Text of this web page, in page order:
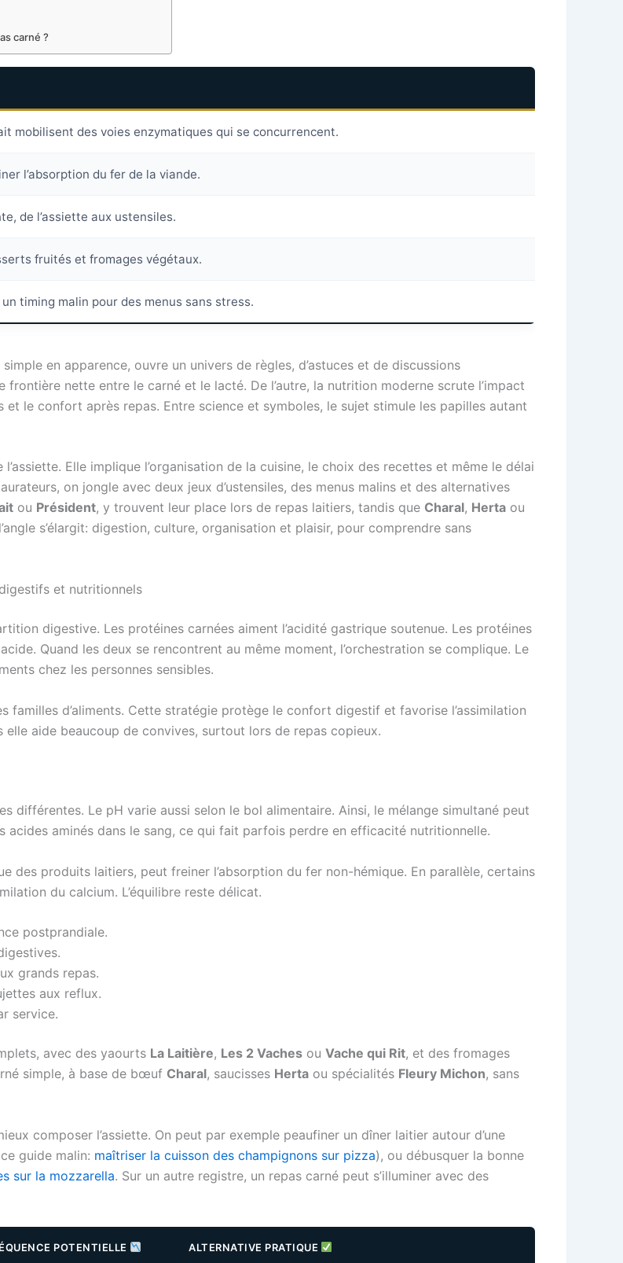
carné ?
mobilisent des voies enzymatiques qui se concurrencent.
l’absorption du fer de la viande.
de l’assiette aux ustensiles.
fruités et fromages végétaux.
timing malin pour des menus sans stress.
en apparence, ouvre un univers de règles, d’astuces et de discussions
nette entre le carné et le lacté. De l’autre, la nutrition moderne scrute l’impact
le confort après repas. Entre science et symboles, le sujet stimule les papilles autant
Elle implique l’organisation de la cuisine, le choix des recettes et même le délai
on jongle avec deux jeux d’ustensiles, des menus malins et des alternatives
ou Président, y trouvent leur place lors de repas laitiers, tandis que Charal, Herta ou
s’élargit: digestion, culture, organisation et plaisir, pour comprendre sans
et nutritionnels
digestive. Les protéines carnées aiment l’acidité gastrique soutenue. Les protéines
Quand les deux se rencontrent au même moment, l’orchestration se complique. Le
chez les personnes sensibles.
familles d’aliments. Cette stratégie protège le confort digestif et favorise l’assimilation
elle aide beaucoup de convives, surtout lors de repas copieux.
différentes. Le pH varie aussi selon le bol alimentaire. Ainsi, le mélange simultané peut
aminés dans le sang, ce qui fait parfois perdre en efficacité nutritionnelle.
des produits laitiers, peut freiner l’absorption du fer non-hémique. En parallèle, certains
du calcium. L’équilibre reste délicat.
postprandiale.
grands repas.
aux reflux.
service.
avec des yaourts La Laitière, Les 2 Vaches ou Vache qui Rit, et des fromages
simple, à base de bœuf Charal, saucisses Herta ou spécialités Fleury Michon, sans
composer l’assiette. On peut par exemple peaufiner un dîner laitier autour d’une
guide malin: maîtriser la cuisson des champignons sur pizza), ou débusquer la bonne
sur la mozzarella. Sur un autre registre, un repas carné peut s’illuminer avec des
POTENTIELLE ALTERNATIVE PRATIQUE